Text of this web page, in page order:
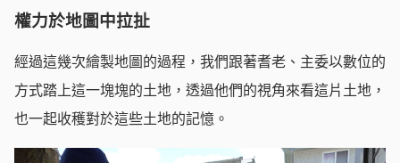
權力於地圖中拉扯
經過這幾次繪製地圖的過程，我們跟著耆老、主委以數位的
方式踏上這一塊塊的土地，透過他們的視角來看這片土地，
也一起收穫對於這些土地的記憶。